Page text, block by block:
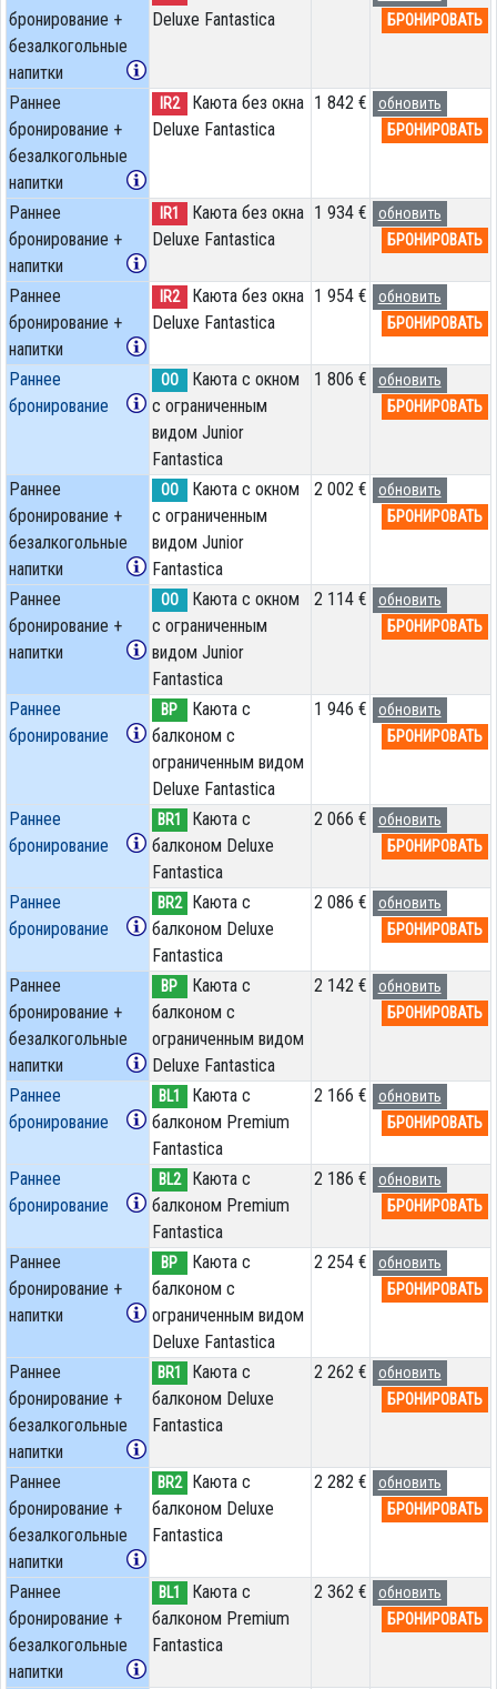
бронирование +
безалкогольные
напитки
Deluxe Fantastica
БРОНИРОВАТЬ
Раннее
бронирование +
безалкогольные
напитки
IR2
Каюта без окна
Deluxe Fantastica
1 842 €
обновить
БРОНИРОВАТЬ
Раннее
бронирование +
напитки
IR1
Каюта без окна
Deluxe Fantastica
1 934 €
обновить
БРОНИРОВАТЬ
Раннее
бронирование +
напитки
IR2
Каюта без окна
Deluxe Fantastica
1 954 €
обновить
БРОНИРОВАТЬ
Раннее
бронирование
OO
Каюта с окном
с ограниченным
видом Junior
Fantastica
1 806 €
обновить
БРОНИРОВАТЬ
Раннее
бронирование +
безалкогольные
напитки
OO
Каюта с окном
с ограниченным
видом Junior
Fantastica
2 002 €
обновить
БРОНИРОВАТЬ
Раннее
бронирование +
напитки
OO
Каюта с окном
с ограниченным
видом Junior
Fantastica
2 114 €
обновить
БРОНИРОВАТЬ
Раннее
бронирование
BP
Каюта с
балконом c
ограниченным видом
Deluxe Fantastica
1 946 €
обновить
БРОНИРОВАТЬ
Раннее
бронирование
BR1
Каюта с
балконом Deluxe
Fantastica
2 066 €
обновить
БРОНИРОВАТЬ
Раннее
бронирование
BR2
Каюта с
балконом Deluxe
Fantastica
2 086 €
обновить
БРОНИРОВАТЬ
Раннее
бронирование +
безалкогольные
напитки
BP
Каюта с
балконом c
ограниченным видом
Deluxe Fantastica
2 142 €
обновить
БРОНИРОВАТЬ
Раннее
бронирование
BL1
Каюта с
балконом Premium
Fantastica
2 166 €
обновить
БРОНИРОВАТЬ
Раннее
бронирование
BL2
Каюта с
балконом Premium
Fantastica
2 186 €
обновить
БРОНИРОВАТЬ
Раннее
бронирование +
напитки
BP
Каюта с
балконом c
ограниченным видом
Deluxe Fantastica
2 254 €
обновить
БРОНИРОВАТЬ
Раннее
бронирование +
безалкогольные
напитки
BR1
Каюта с
балконом Deluxe
Fantastica
2 262 €
обновить
БРОНИРОВАТЬ
Раннее
бронирование +
безалкогольные
напитки
BR2
Каюта с
балконом Deluxe
Fantastica
2 282 €
обновить
БРОНИРОВАТЬ
Раннее
бронирование +
безалкогольные
напитки
BL1
Каюта с
балконом Premium
Fantastica
2 362 €
обновить
БРОНИРОВАТЬ